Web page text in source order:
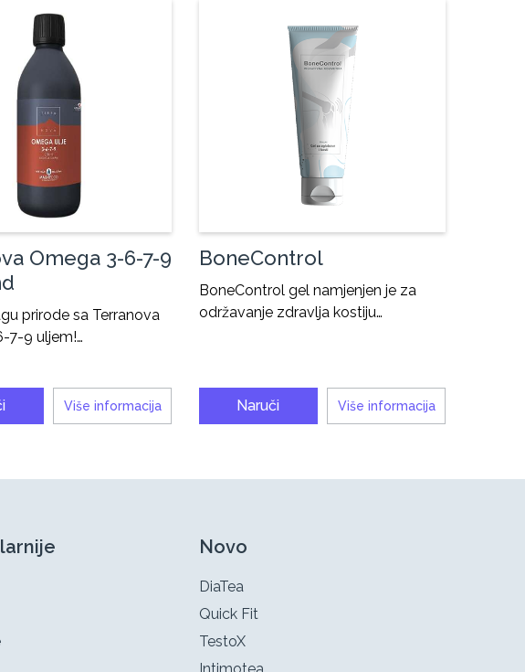
Omega 3-6-7-9
prirode sa Terranova
7-9 uljem!…
Više informacija
BoneControl
BoneControl gel namjenjen je za
održavanje zdravlja kostiju…
Naruči Više informacija
Novo
DiaTea
Quick Fit
TestoX